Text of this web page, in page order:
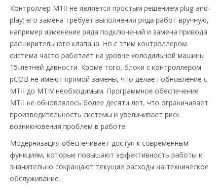
Контроллер MTII не является простым решением plug-and-
play; его замена требует выполнения ряда работ вручную,
например изменение ряда подключений и замена привода
расширительного клапана. Но с этим контроллером
система часто работает на уровне холодильной машины
15-летней давности. Кроме того, блоки с контроллером
pCOB не имеют прямой замены, что делает обновление с
MTII до MTIV необходимым. Программное обеспечение
MTII не обновлялось более десяти лет, что ограничивает
производительность системы и увеличивает риск
возникновения проблем в работе.
Модернизация обеспечивает доступ к современным
функциям, которые повышают эффективность работы и
значительно сокращают текущие расходы на техническое
обслуживание.